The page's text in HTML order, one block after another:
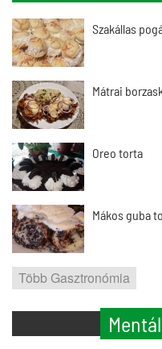
Szakállas
Mátrai
Oreo torta
Mákos guba
Több Gasztronómia